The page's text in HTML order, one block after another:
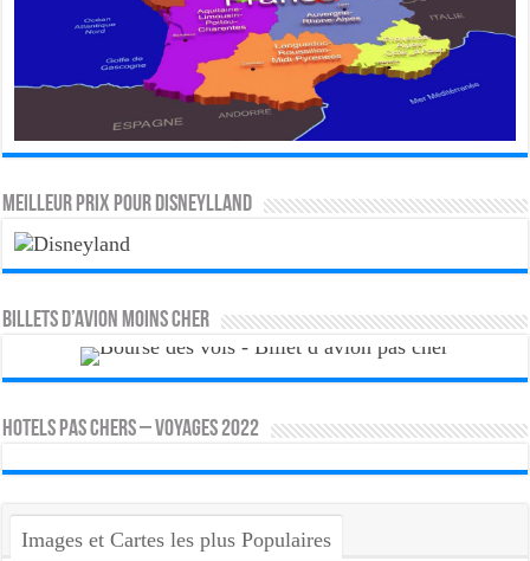
MEILLEUR PRIX POUR DISNEYLLAND
Billets d’avion moins cher
HOTELS PAS CHERS – VOYAGES 2022
Images et Cartes les plus Populaires